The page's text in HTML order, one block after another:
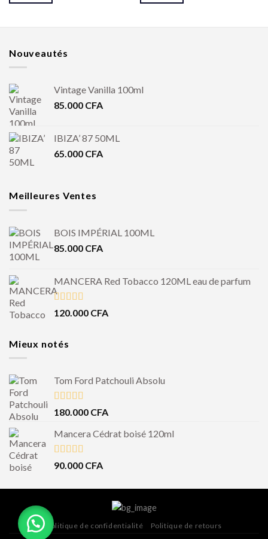
Nouveautés
Vintage Vanilla 100ml
85.000 CFA
IBIZA’ 87 50ML
65.000 CFA
Meilleures Ventes
BOIS IMPÉRIAL 100ML
85.000 CFA
MANCERA Red Tobacco 120ML eau de parfum
Note4.50
120.000 CFA
Mieux notés
Tom Ford Patchouli Absolu
Note5.00
180.000 CFA
Mancera Cédrat boisé 120ml
Note5.00
90.000 CFA
Politique de confidentialité Politique de retours